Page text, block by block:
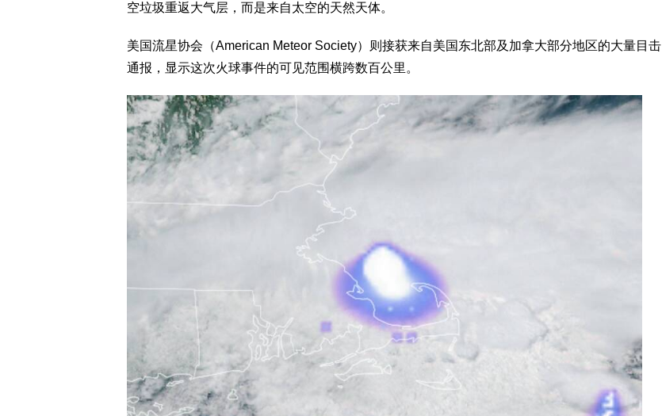
空垃圾重返大气层，而是来自太空的天然天体。
美国流星协会（American Meteor Society）则接获来自美国东北部及加拿大部分地区的大量目击
通报，显示这次火球事件的可见范围横跨数百公里。